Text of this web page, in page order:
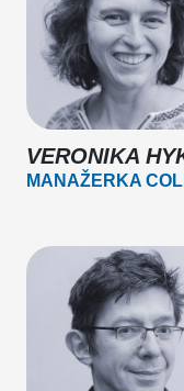
VERONIKA
MANAŽERKA